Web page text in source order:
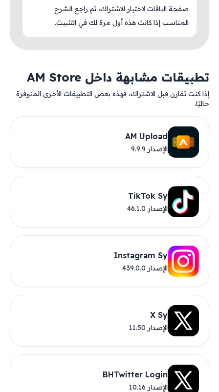
صفحة الباقات لاختيار الاشتراك، ثم راجع الشرح
المناسب إذا كانت هذه أول مرة لك في التثبيت.
تطبيقات مشابهة داخل AM Store
إذا كنت تقارن قبل الاشتراك، فهذه بعض التطبيقات الأخرى المتوفرة
حاليًا.
AM Upload
الإصدار 9.9.9
TikTok Sy
الإصدار 46.1.0
Instagram Sy
الإصدار 439.0.0
X Sy
الإصدار 11.50
BHTwitter Login
الإصدار 10.16